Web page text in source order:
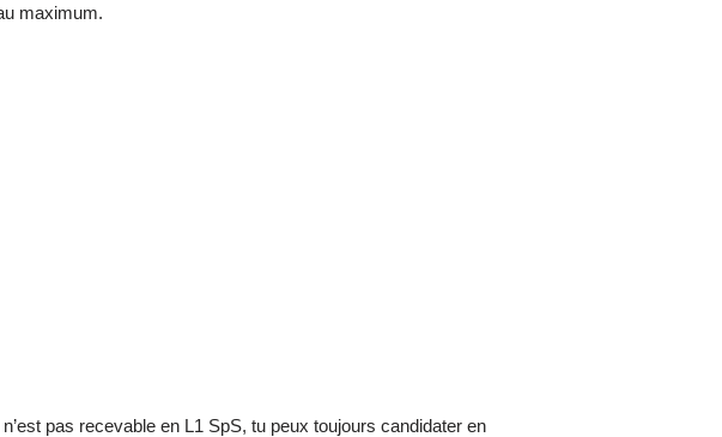
maximum.
pas recevable en L1 SpS, tu peux toujours candidater en